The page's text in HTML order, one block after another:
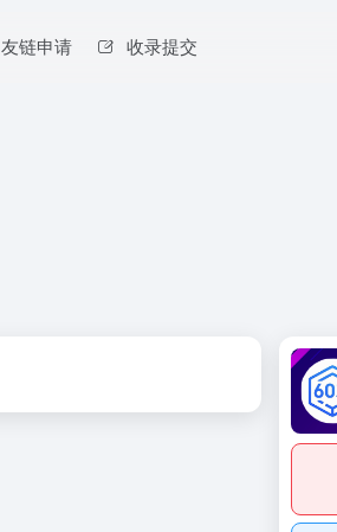
友链申请 收录提交